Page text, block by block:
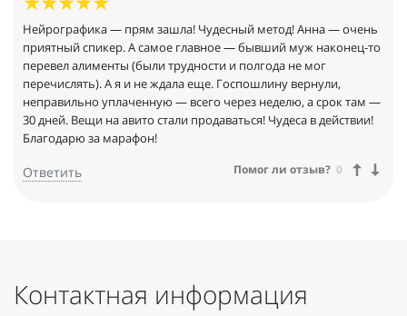
Нейрографика — прям зашла! Чудесный метод! Анна — очень
приятный спикер. А самое главное — бывший муж наконец-то
перевел алименты (были трудности и полгода не мог
перечислять). А я и не ждала еще. Госпошлину вернули,
неправильно уплаченную — всего через неделю, а срок там —
30 дней. Вещи на авито стали продаваться! Чудеса в действии!
Благодарю за марафон!
Ответить Помог ли отзыв? 0
Контактная информация